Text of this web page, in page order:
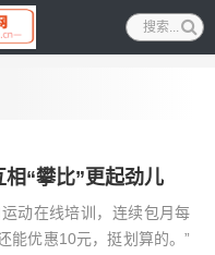
“攀比”更起劲儿
动在线培训，连续包月每
能优惠10元，挺划算的。”